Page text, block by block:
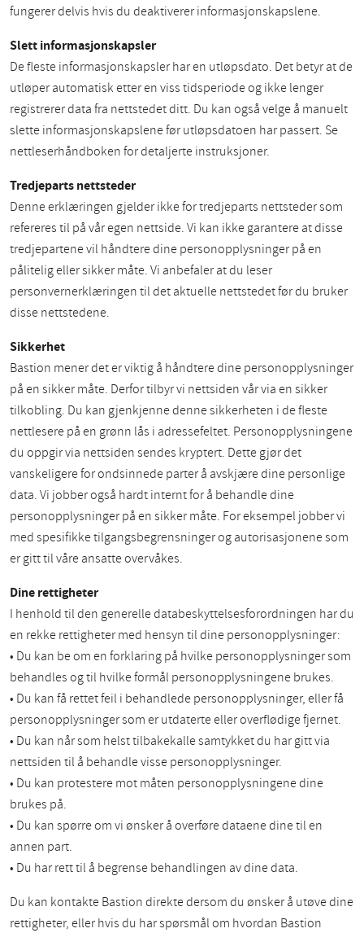
fungerer delvis hvis du deaktiverer informasjonskapslene.
Slett informasjonskapsler
De fleste informasjonskapsler har en utløpsdato. Det betyr at de
utløper automatisk etter en viss tidsperiode og ikke lenger
registrerer data fra nettstedet ditt. Du kan også velge å manuelt
slette informasjonskapslene før utløpsdatoen har passert. Se
nettleserhåndboken for detaljerte instruksjoner.
Tredjeparts nettsteder
Denne erklæringen gjelder ikke for tredjeparts nettsteder som
refereres til på vår egen nettside. Vi kan ikke garantere at disse
tredjepartene vil håndtere dine personopplysninger på en
pålitelig eller sikker måte. Vi anbefaler at du leser
personvernerklæringen til det aktuelle nettstedet før du bruker
disse nettstedene.
Sikkerhet
Bastion mener det er viktig å håndtere dine personopplysninger
på en sikker måte. Derfor tilbyr vi nettsiden vår via en sikker
tilkobling. Du kan gjenkjenne denne sikkerheten i de fleste
nettlesere på en grønn lås i adressefeltet. Personopplysningene
du oppgir via nettsiden sendes kryptert. Dette gjør det
vanskeligere for ondsinnede parter å avskjære dine personlige
data. Vi jobber også hardt internt for å behandle dine
personopplysninger på en sikker måte. For eksempel jobber vi
med spesifikke tilgangsbegrensninger og autorisasjonene som
er gitt til våre ansatte overvåkes.
Dine rettigheter
I henhold til den generelle databeskyttelsesforordningen har du
en rekke rettigheter med hensyn til dine personopplysninger:
• Du kan be om en forklaring på hvilke personopplysninger som
behandles og til hvilke formål personopplysningene brukes.
• Du kan få rettet feil i behandlede personopplysninger, eller få
personopplysninger som er utdaterte eller overflødige fjernet.
• Du kan når som helst tilbakekalle samtykket du har gitt via
nettsiden til å behandle visse personopplysninger.
• Du kan protestere mot måten personopplysningene dine
brukes på.
• Du kan spørre om vi ønsker å overføre dataene dine til en
annen part.
• Du har rett til å begrense behandlingen av dine data.
Du kan kontakte Bastion direkte dersom du ønsker å utøve dine
rettigheter, eller hvis du har spørsmål om hvordan Bastion